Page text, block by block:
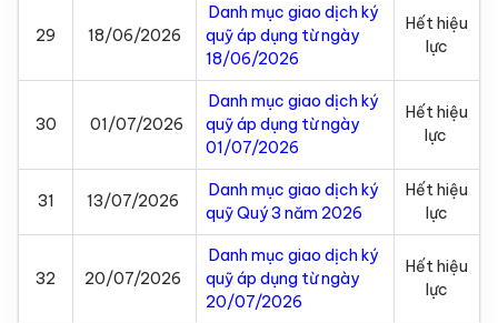
29 18/06/2026
Danh mục giao dịch ký
quỹ áp dụng từ ngày
18/06/2026
Hết hiệu
lực
30 01/07/2026
Danh mục giao dịch ký
quỹ áp dụng từ ngày
01/07/2026
Hết hiệu
lực
31 13/07/2026
Danh mục giao dịch ký
quỹ Quý 3 năm 2026
Hết hiệu
lực
32 20/07/2026
Danh mục giao dịch ký
quỹ áp dụng từ ngày
20/07/2026
Hết hiệu
lực